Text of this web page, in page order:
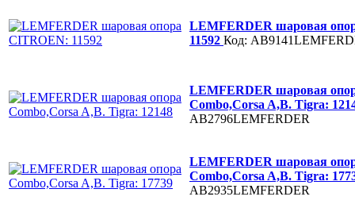
LEMFERDER шаровая
11592 Код:
LEMFERDER шаровая
Combo,Corsa A,B. Tigra:
AB2796LEMFERDER
LEMFERDER шаровая
Combo,Corsa A,B. Tigra:
AB2935LEMFERDER